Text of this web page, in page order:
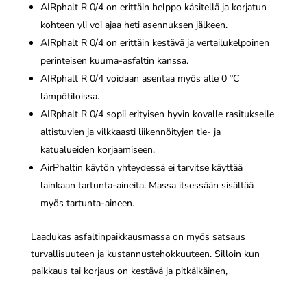
AIRphalt R 0/4 on erittäin helppo käsitellä ja korjatun
kohteen yli voi ajaa heti asennuksen jälkeen.
AIRphalt R 0/4 on erittäin kestävä ja vertailukelpoinen
perinteisen kuuma-asfaltin kanssa.
AIRphalt R 0/4 voidaan asentaa myös alle 0 °C
lämpötiloissa.
AIRphalt R 0/4 sopii erityisen hyvin kovalle rasitukselle
altistuvien ja vilkkaasti liikennöityjen tie- ja
katualueiden korjaamiseen.
AirPhaltin käytön yhteydessä ei tarvitse käyttää
lainkaan tartunta-aineita. Massa itsessään sisältää
myös tartunta-aineen.
Laadukas asfaltinpaikkausmassa on myös satsaus
turvallisuuteen ja kustannustehokkuuteen. Silloin kun
paikkaus tai korjaus on kestävä ja pitkäikäinen,